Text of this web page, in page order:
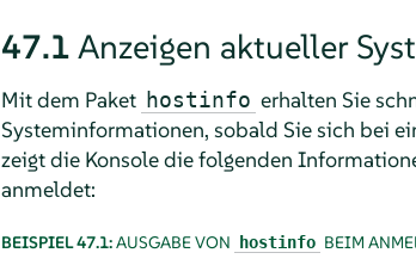
47.1 Anzeigen aktueller
Mit dem Paket hostinfo erhalten Sie
Systeminformationen, sobald Sie sich bei
zeigt die Konsole die folgenden
anmeldet:
BEISPIEL 47.1:AUSGABE VON hostinfo BEIM